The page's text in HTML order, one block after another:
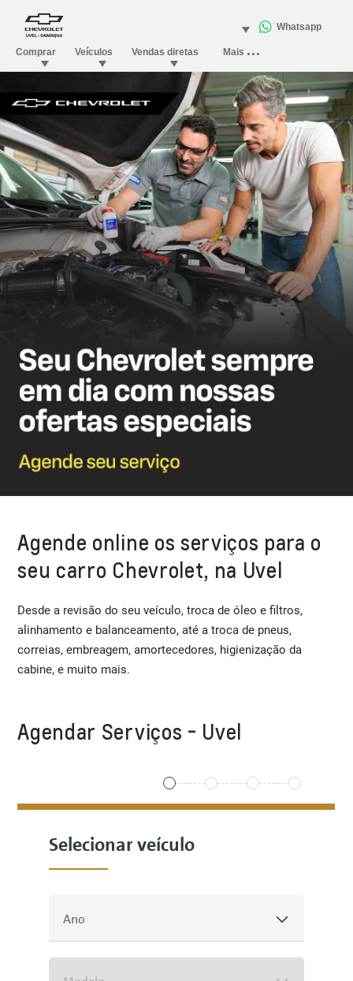
Agende online os serviços para o
seu carro Chevrolet, na Uvel
Desde a revisão do seu veículo, troca de óleo e filtros,
alinhamento e balanceamento, até a troca de pneus,
correias, embreagem, amortecedores, higienização da
cabine, e muito mais.
Agendar Serviços - Uvel